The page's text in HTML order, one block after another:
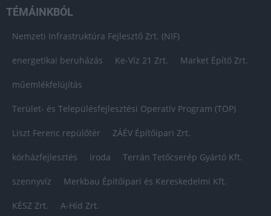
TÉMÁINKBÓL
Nemzeti Infrastruktúra Fejlesztő Zrt. (NIF)
energetikai beruházás Ke-Víz 21 Zrt. Market Építő Zrt.
műemlékfelújítás
Terület- és Településfejlesztési Operatív Program (TOP)
Liszt Ferenc repülőtér ZÁÉV Építőipari Zrt.
kórházfejlesztés iroda Terrán Tetőcserép Gyártó Kft.
szennyvíz Merkbau Építőipari és Kereskedelmi Kft.
KÉSZ Zrt. A-Híd Zrt.